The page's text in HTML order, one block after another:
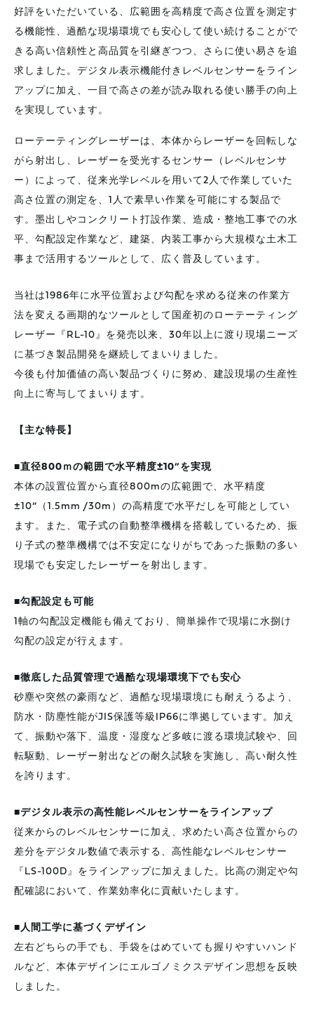
好評をいただいている、広範囲を高精度で高さ位置を測定す
る機能性、過酷な現場環境でも安心して使い続けることがで
きる高い信頼性と高品質を引継ぎつつ、さらに使い易さを追
求しました。デジタル表示機能付きレベルセンサーをライン
アップに加え、一目で高さの差が読み取れる使い勝手の向上
を実現しています。
ローテーティングレーザーは、本体からレーザーを回転しな
がら射出し、レーザーを受光するセンサー（レベルセンサ
ー）によって、従来光学レベルを用いて2人で作業していた
高さ位置の測定を、1人で素早い作業を可能にする製品で
す。墨出しやコンクリート打設作業、造成・整地工事での水
平、勾配設定作業など、建築、内装工事から大規模な土木工
事まで活用するツールとして、広く普及しています。
当社は1986年に水平位置および勾配を求める従来の作業方
法を変える画期的なツールとして国産初のローテーティング
レーザー『RL-10』を発売以来、30年以上に渡り現場ニーズ
に基づき製品開発を継続してまいりました。
今後も付加価値の高い製品づくりに努め、建設現場の生産性
向上に寄与してまいります。
【主な特長】
■直径800ｍの範囲で水平精度±10”を実現
本体の設置位置から直径800mの広範囲で、水平精度
±10”（1.5mm /30m）の高精度で水平だしを可能としてい
ます。また、電子式の自動整準機構を搭載しているため、振
り子式の整準機構では不安定になりがちであった振動の多い
現場でも安定したレーザーを射出します。
■勾配設定も可能
1軸の勾配設定機能も備えており、簡単操作で現場に水捌け
勾配の設定が行えます。
■徹底した品質管理で過酷な現場環境下でも安心
砂塵や突然の豪雨など、過酷な現場環境にも耐えうるよう、
防水・防塵性能がJIS保護等級IP66に準拠しています。加え
て、振動や落下、温度・湿度など多岐に渡る環境試験や、回
転駆動、レーザー射出などの耐久試験を実施し、高い耐久性
を誇ります。
■デジタル表示の高性能レベルセンサーをラインアップ
従来からのレベルセンサーに加え、求めたい高さ位置からの
差分をデジタル数値で表示する、高性能なレベルセンサー
『LS-100D』をラインアップに加えました。比高の測定や勾
配確認において、作業効率化に貢献いたします。
■人間工学に基づくデザイン
左右どちらの手でも、手袋をはめていても握りやすいハンド
ルなど、本体デザインにエルゴノミクスデザイン思想を反映
しました。